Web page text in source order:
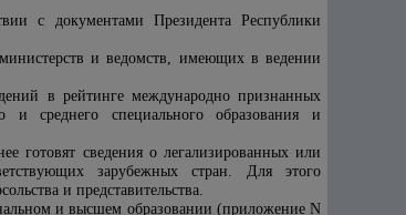
с документами Президента Республики
и ведомств, имеющих в ведении
в рейтинге международно признанных
и среднего специального образования и
готовят сведения о легализированных или
зарубежных стран. Для этого
и представительства.
и высшем образовании (приложение N